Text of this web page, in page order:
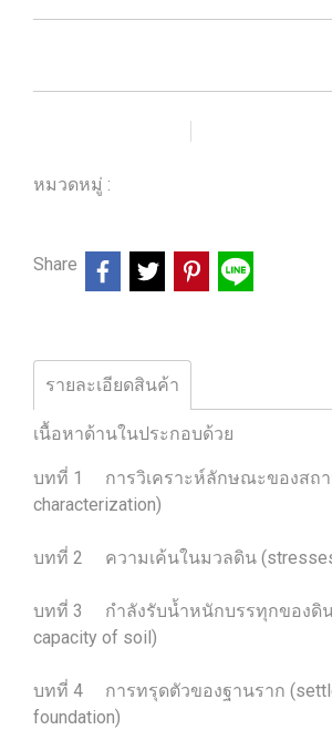
หมวดหมู่ :
Share
รายละเอียดสินค้า
เนื้อหาด้านในประกอบด้วย
บทที่ 1 การวิเคราะห์ลักษณะของสถา
characterization)
บทที่ 2 ความเค้นในมวลดิน (stresses
บทที่ 3 กำลังรับน้ำหนักบรรทุกของดิน
capacity of soil)
บทที่ 4 การทรุดตัวของฐานราก
foundation)